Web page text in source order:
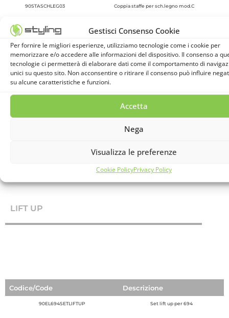
Gestisci Consenso Cookie
Per fornire le migliori esperienze, utilizziamo tecnologie come i cookie per
memorizzare e/o accedere alle informazioni del dispositivo. Il consenso a
tecnologie ci permetterà di elaborare dati come il comportamento di
unici su questo sito. Non acconsentire o ritirare il consenso può influire
su alcune caratteristiche e funzioni.
Accetta
Nega
Visualizza le preferenze
Cookie PolicyPrivacy Policy
90STASCHLEG03 Coppia staffe per sch.legno mod.C
KIT STAFFA "L"
Kit staffa a “L” (4 stagge, 4 bulloni, 1 chiavino)
LIFT UP
Codice/Code Descrizione
90EL694SETLIFTUP Set lift up per 694